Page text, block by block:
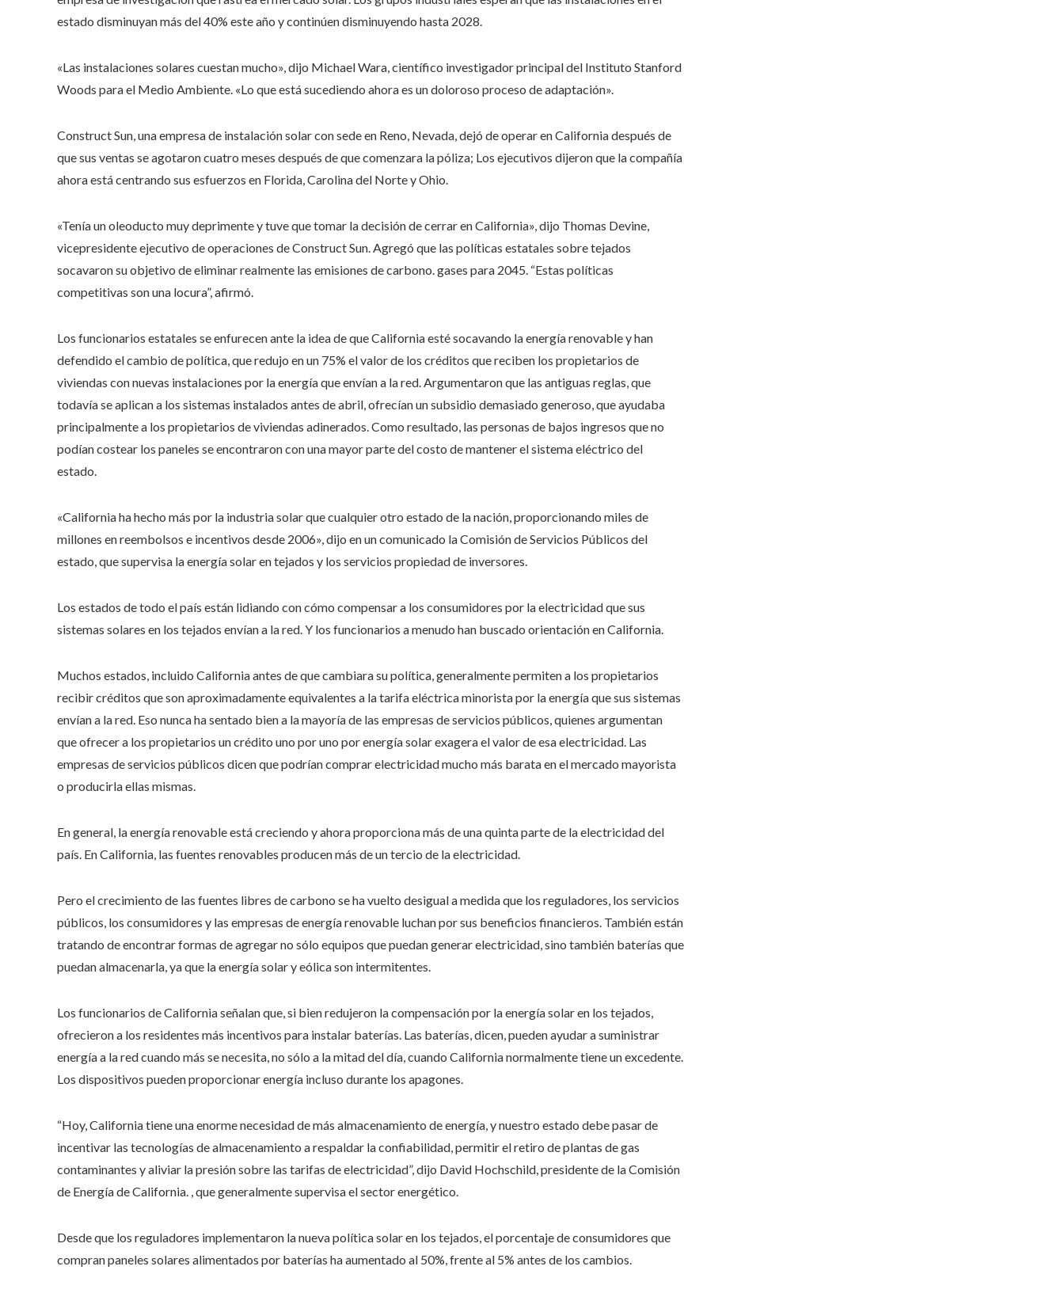
estado disminuyan más del 40% este año y continúen disminuyendo hasta 2028.
«Las instalaciones solares cuestan mucho», dijo Michael Wara, científico investigador principal del Instituto Stanford
Woods para el Medio Ambiente. «Lo que está sucediendo ahora es un doloroso proceso de adaptación».
Construct Sun, una empresa de instalación solar con sede en Reno, Nevada, dejó de operar en California después de
que sus ventas se agotaron cuatro meses después de que comenzara la póliza; Los ejecutivos dijeron que la compañía
ahora está centrando sus esfuerzos en Florida, Carolina del Norte y Ohio.
«Tenía un oleoducto muy deprimente y tuve que tomar la decisión de cerrar en California», dijo Thomas Devine,
vicepresidente ejecutivo de operaciones de Construct Sun. Agregó que las políticas estatales sobre tejados
socavaron su objetivo de eliminar realmente las emisiones de carbono. gases para 2045. “Estas políticas
competitivas son una locura”, afirmó.
Los funcionarios estatales se enfurecen ante la idea de que California esté socavando la energía renovable y han
defendido el cambio de política, que redujo en un 75% el valor de los créditos que reciben los propietarios de
viviendas con nuevas instalaciones por la energía que envían a la red. Argumentaron que las antiguas reglas, que
todavía se aplican a los sistemas instalados antes de abril, ofrecían un subsidio demasiado generoso, que ayudaba
principalmente a los propietarios de viviendas adinerados. Como resultado, las personas de bajos ingresos que no
podían costear los paneles se encontraron con una mayor parte del costo de mantener el sistema eléctrico del
estado.
«California ha hecho más por la industria solar que cualquier otro estado de la nación, proporcionando miles de
millones en reembolsos e incentivos desde 2006», dijo en un comunicado la Comisión de Servicios Públicos del
estado, que supervisa la energía solar en tejados y los servicios propiedad de inversores.
Los estados de todo el país están lidiando con cómo compensar a los consumidores por la electricidad que sus
sistemas solares en los tejados envían a la red. Y los funcionarios a menudo han buscado orientación en California.
Muchos estados, incluido California antes de que cambiara su política, generalmente permiten a los propietarios
recibir créditos que son aproximadamente equivalentes a la tarifa eléctrica minorista por la energía que sus sistemas
envían a la red. Eso nunca ha sentado bien a la mayoría de las empresas de servicios públicos, quienes argumentan
que ofrecer a los propietarios un crédito uno por uno por energía solar exagera el valor de esa electricidad. Las
empresas de servicios públicos dicen que podrían comprar electricidad mucho más barata en el mercado mayorista
o producirla ellas mismas.
En general, la energía renovable está creciendo y ahora proporciona más de una quinta parte de la electricidad del
país. En California, las fuentes renovables producen más de un tercio de la electricidad.
Pero el crecimiento de las fuentes libres de carbono se ha vuelto desigual a medida que los reguladores, los servicios
públicos, los consumidores y las empresas de energía renovable luchan por sus beneficios financieros. También están
tratando de encontrar formas de agregar no sólo equipos que puedan generar electricidad, sino también baterías que
puedan almacenarla, ya que la energía solar y eólica son intermitentes.
Los funcionarios de California señalan que, si bien redujeron la compensación por la energía solar en los tejados,
ofrecieron a los residentes más incentivos para instalar baterías. Las baterías, dicen, pueden ayudar a suministrar
energía a la red cuando más se necesita, no sólo a la mitad del día, cuando California normalmente tiene un excedente.
Los dispositivos pueden proporcionar energía incluso durante los apagones.
“Hoy, California tiene una enorme necesidad de más almacenamiento de energía, y nuestro estado debe pasar de
incentivar las tecnologías de almacenamiento a respaldar la confiabilidad, permitir el retiro de plantas de gas
contaminantes y aliviar la presión sobre las tarifas de electricidad”, dijo David Hochschild, presidente de la Comisión
de Energía de California. , que generalmente supervisa el sector energético.
Desde que los reguladores implementaron la nueva política solar en los tejados, el porcentaje de consumidores que
compran paneles solares alimentados por baterías ha aumentado al 50%, frente al 5% antes de los cambios.